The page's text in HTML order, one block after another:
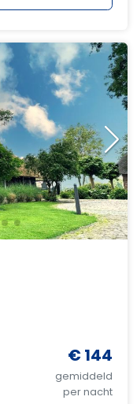
€ 144
gemiddeld
per nacht